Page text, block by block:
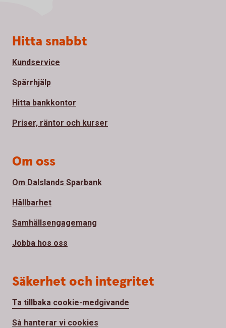
Sidfot
Hitta snabbt
Kundservice
Spärrhjälp
Hitta bankkontor
Priser, räntor och kurser
Om oss
Om Dalslands Sparbank
Hållbarhet
Samhällsengagemang
Jobba hos oss
Säkerhet och integritet
Ta tillbaka cookie-medgivande
Så hanterar vi cookies